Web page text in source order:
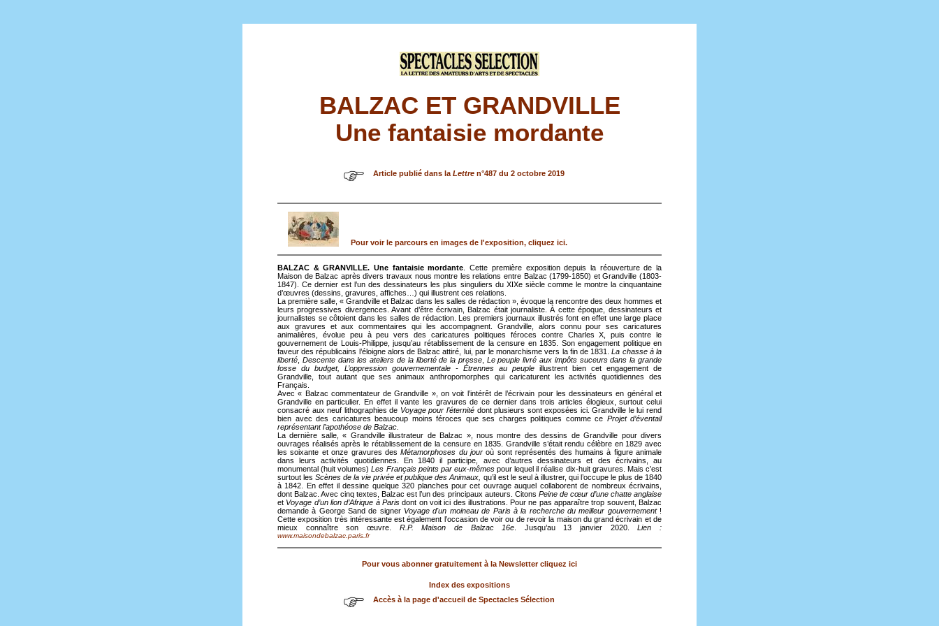
BALZAC ET GRANDVILLE
Une fantaisie mordante
Article publié dans laLettre n°487 du 2 octobre 2019
Pour voir le parcours en images de l'exposition, cliquez ici.
BALZAC & GRANVILLE. Une fantaisie mordante. Cette première exposition depuis la réouverture de la
Maison de Balzac après divers travaux nous montre les relations entre Balzac (1799-1850) et Grandville (1803-
1847). Ce dernier est l’un des dessinateurs les plus singuliers du XIXe siècle comme le montre la cinquantaine
d’œuvres (dessins, gravures, affiches…) qui illustrent ces relations.
La première salle, « Grandville et Balzac dans les salles de rédaction », évoque la rencontre des deux hommes et
leurs progressives divergences. Avant d’être écrivain, Balzac était journaliste. À cette époque, dessinateurs et
journalistes se côtoient dans les salles de rédaction. Les premiers journaux illustrés font en effet une large place
aux gravures et aux commentaires qui les accompagnent. Grandville, alors connu pour ses caricatures
animalières, évolue peu à peu vers des caricatures politiques féroces contre Charles X, puis contre le
gouvernement de Louis-Philippe, jusqu’au rétablissement de la censure en 1835. Son engagement politique en
faveur des républicains l’éloigne alors de Balzac attiré, lui, par le monarchisme vers la fin de 1831.La chasse à la
liberté, Descente dans les ateliers de la liberté de la presse, Le peuple livré aux impôts suceurs dans la grande
fosse du budget, L’oppression gouvernementale - Étrennes au peuple illustrent bien cet engagement de
Grandville, tout autant que ses animaux anthropomorphes qui caricaturent les activités quotidiennes des
Français.
Avec « Balzac commentateur de Grandville », on voit l’intérêt de l’écrivain pour les dessinateurs en général et
Grandville en particulier. En effet il vante les gravures de ce dernier dans trois articles élogieux, surtout celui
consacré aux neuf lithographies de Voyage pour l’éternitédont plusieurs sont exposées ici. Grandville le lui rend
bien avec des caricatures beaucoup moins féroces que ses charges politiques comme ce Projet d’éventail
représentant l’apothéose de Balzac.
La dernière salle, « Grandville illustrateur de Balzac », nous montre des dessins de Grandville pour divers
ouvrages réalisés après le rétablissement de la censure en 1835. Grandville s’était rendu célèbre en 1829 avec
les soixante et onze gravures desMétamorphoses du jouroù sont représentés des humains à figure animale
dans leurs activités quotidiennes. En 1840 il participe, avec d’autres dessinateurs et des écrivains, au
monumental (huit volumes)Les Français peints par eux-mêmespour lequel il réalise dix-huit gravures. Mais c’est
surtout lesScènes de la vie privée et publique des Animaux, qu’il est le seul à illustrer, qui l’occupe le plus de 1840
à 1842. En effet il dessine quelque 320 planches pour cet ouvrage auquel collaborent de nombreux écrivains,
dont Balzac. Avec cinq textes, Balzac est l’un des principaux auteurs. Citons Peine de cœur d’une chatte anglaise
et Voyage d’un lion d’Afrique à Parisdont on voit ici des illustrations. Pour ne pas apparaître trop souvent, Balzac
demande à George Sand de signer Voyage d'un moineau de Paris à la recherche du meilleur gouvernement!
Cette exposition très intéressante est également l’occasion de voir ou de revoir la maison du grand écrivain et de
mieux connaître son œuvre. R.P. Maison de Balzac 16e. Jusqu’au 13 janvier 2020.Lien :
www.maisondebalzac.paris.fr
Pour vous abonner gratuitement à la Newsletter cliquez ici
Index des expositions
Accès à la page d'accueil de Spectacles Sélection